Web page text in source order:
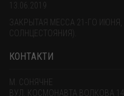
13.06.2019
ЗАКРЫТАЯ МЕССА 21-ГО ИЮНЯ,
СОЛНЦЕСТОЯНИЯ).
КОНТАКТИ
М. СОНЯЧНЕ
ВУЛ. КОСМОНАВТА ВОЛКОВА 14